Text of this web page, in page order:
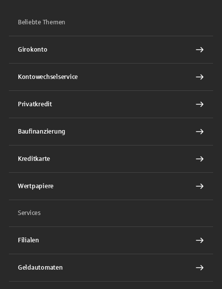
Beliebte Themen
Girokonto
Kontowechselservice
Privatkredit
Baufinanzierung
Kreditkarte
Wertpapiere
Services
Filialen
Geldautomaten